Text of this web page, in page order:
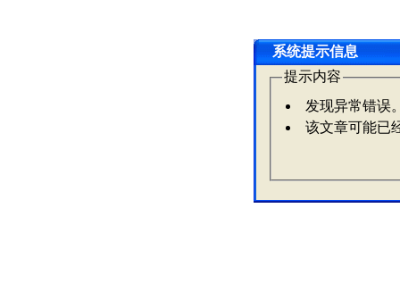
系统提示信息
提示内容
发现异常错误
该文章可能已